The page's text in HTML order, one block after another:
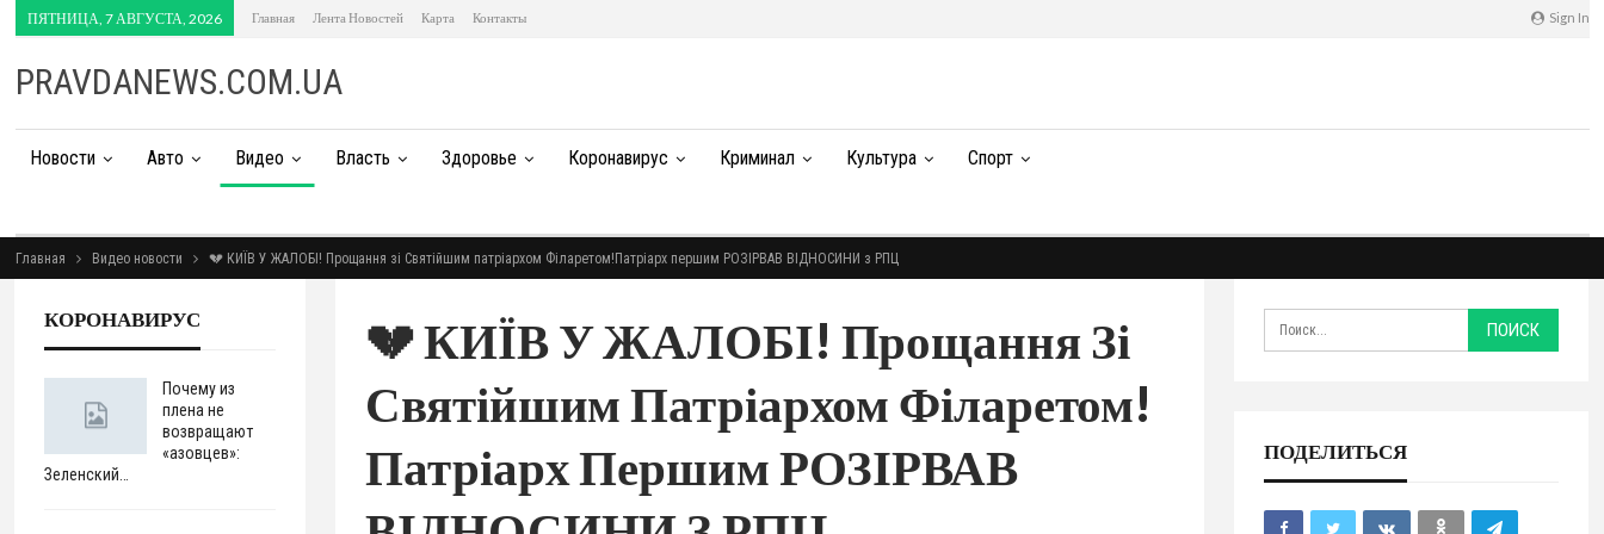
Sign In
ПЯТНИЦА, 7 АВГУСТА, 2026 Главная Лента Новостей Карта Контакты
PRAVDANEWS.COM.UA
Новости Авто Видео Власть Здоровье Коронавирус Криминал Культура Спорт
Главная Видео новости 💔 КИЇВ У ЖАЛОБІ! Прощання зі Святійшим патріархом Філаретом!Патріарх першим РОЗІРВАВ ВІДНОСИНИ з РПЦ
💔 КИЇВ У ЖАЛОБІ! Прощання Зі
Святійшим Патріархом Філаретом!
Патріарх Першим РОЗІРВАВ
ПОДЕЛИТЬСЯ
КОРОНАВИРУС
Почему из
плена не
возвращают
«азовцев»:
Зеленский…